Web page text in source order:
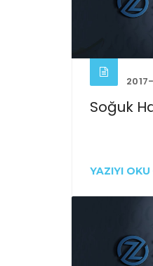
Soğuk
YAZIYI OKU